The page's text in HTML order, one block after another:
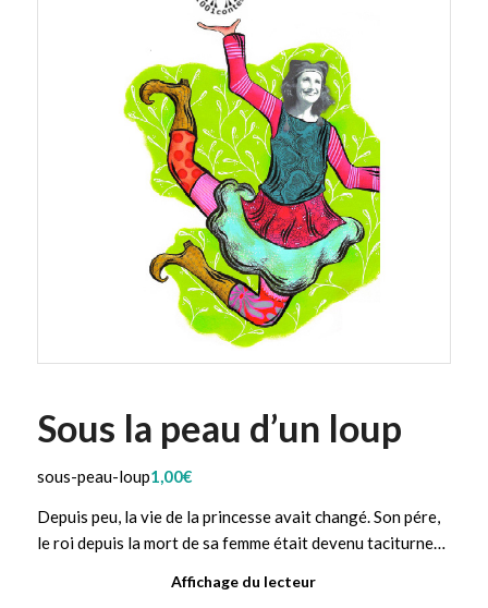
Sous la peau d’un loup
sous-peau-loup1,00€
Depuis peu, la vie de la princesse avait changé. Son pére,
le roi depuis la mort de sa femme était devenu taciturne…
Affichage du lecteur